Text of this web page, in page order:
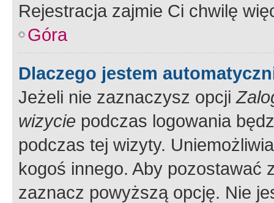
Rejestracja zajmie Ci chwilę
Góra
Dlaczego jestem
Jeżeli nie zaznaczysz opcji
wizycie podczas logowania
podczas tej wizyty.
kogoś innego. Aby pozostawać
zaznacz powyższą opcję. Nie